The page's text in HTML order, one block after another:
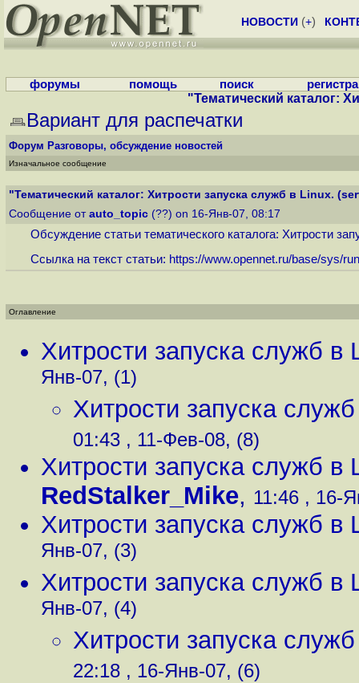
НОВОСТИ (+)
форумы помощь поиск
"Тематический каталог:
Вариант для распечатки
Форум Разговоры, обсуждение новостей
Изначальное сообщение
"Тематический каталог: Хитрости запуска служб в Linux.
Сообщение от auto_topic (??) on 16-Янв-07, 08:17
Обсуждение статьи тематического каталога: Хитрости
Ссылка на текст статьи: https://www.opennet.ru/base/sys/
Оглавление
Хитрости запуска служб
Янв-07, (1)
Хитрости запуска
01:43 , 11-Фев-08, (8)
Хитрости запуска служб
RedStalker_Mike, 11:46 , 16-
Хитрости запуска служб
Янв-07, (3)
Хитрости запуска служб
Янв-07, (4)
Хитрости запуска
22:18 , 16-Янв-07, (6)